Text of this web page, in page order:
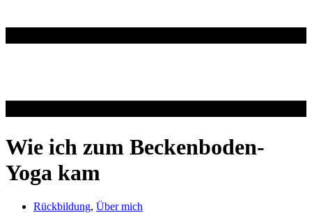
Wie ich zum Beckenboden-
Yoga kam
Rückbildung, Über mich